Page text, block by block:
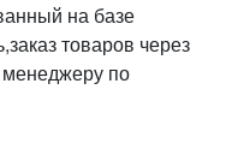
на базе
товаров через
по